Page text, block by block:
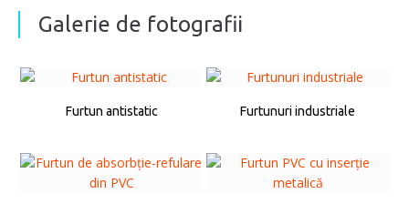
Galerie de fotografii
Furtun antistatic Furtunuri industriale